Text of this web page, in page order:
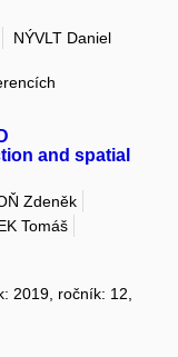
NÝVLT Daniel
and spatial
Zdeněk
Tomáš
2019, ročník: 12,